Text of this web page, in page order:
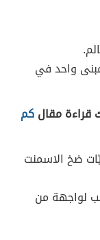
واحد في
قراءة مقالكم
ضخ الاسمنت
لواجهة من